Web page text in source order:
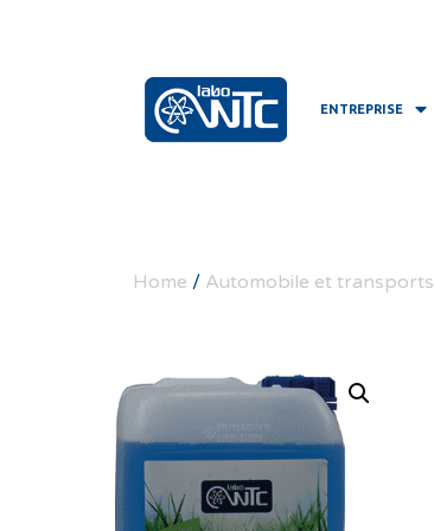
ENTREPRISE
Home / Automobile et transports